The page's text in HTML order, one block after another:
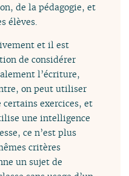
de la pédagogie, et
élèves.
et il est
de considérer
l’écriture,
on peut utiliser
certains exercices, et
une intelligence
ce n’est plus
critères
un sujet de